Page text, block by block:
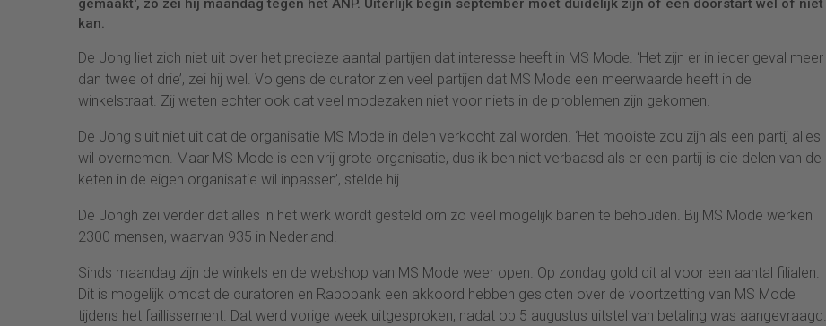
gemaakt', zo zei hij maandag tegen het ANP. Uiterlijk begin september moet duidelijk zijn of een doorstart wel of niet
kan.
De Jong liet zich niet uit over het precieze aantal partijen dat interesse heeft in MS Mode. ‘Het zijn er in ieder geval meer
dan twee of drie’, zei hij wel. Volgens de curator zien veel partijen dat MS Mode een meerwaarde heeft in de
winkelstraat. Zij weten echter ook dat veel modezaken niet voor niets in de problemen zijn gekomen.
De Jong sluit niet uit dat de organisatie MS Mode in delen verkocht zal worden. ‘Het mooiste zou zijn als een partij alles
wil overnemen. Maar MS Mode is een vrij grote organisatie, dus ik ben niet verbaasd als er een partij is die delen van de
keten in de eigen organisatie wil inpassen’, stelde hij.
De Jongh zei verder dat alles in het werk wordt gesteld om zo veel mogelijk banen te behouden. Bij MS Mode werken
2300 mensen, waarvan 935 in Nederland.
Sinds maandag zijn de winkels en de webshop van MS Mode weer open. Op zondag gold dit al voor een aantal filialen.
Dit is mogelijk omdat de curatoren en Rabobank een akkoord hebben gesloten over de voortzetting van MS Mode
tijdens het faillissement. Dat werd vorige week uitgesproken, nadat op 5 augustus uitstel van betaling was aangevraagd.